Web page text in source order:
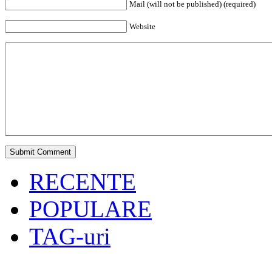
Mail (will not be published) (required)
Website
RECENTE
POPULARE
TAG-uri